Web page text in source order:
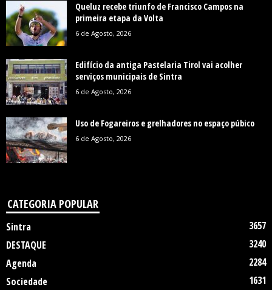
Queluz recebe triunfo de Francisco Campos na
primeira etapa da Volta
6 de Agosto, 2026
Edifício da antiga Pastelaria Tirol vai acolher
serviços municipais de Sintra
6 de Agosto, 2026
Uso de Fogareiros e grelhadores no espaço púbico
6 de Agosto, 2026
CATEGORIA POPULAR
Sintra
3657
DESTAQUE
3240
Agenda
2284
Sociedade
1631